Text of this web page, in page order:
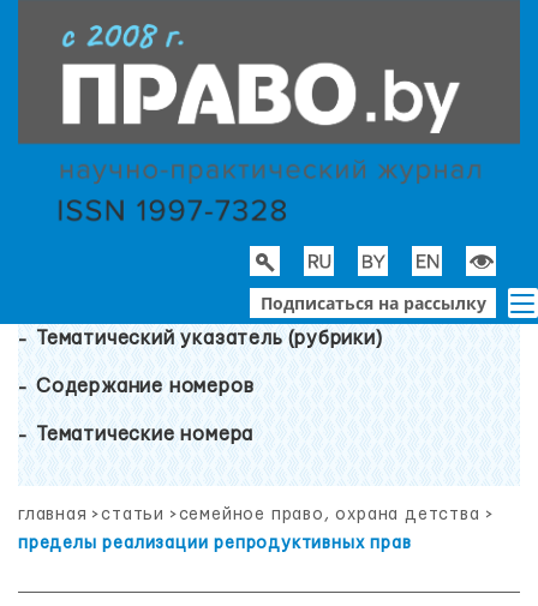
Подписаться на рассылку
Тематический указатель (рубрики)
Содержание номеров
Тематические номера
главная >статьи >семейное право, охрана детства >
пределы реализации репродуктивных прав